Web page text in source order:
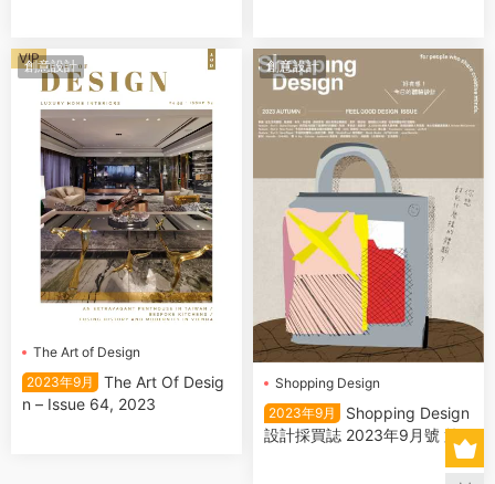
創意設計
The Art of Design
2023年9月
The Art Of Desig
n – Issue 64, 2023
VIP 創意設計
Shopping Design
設計採買誌
2023年9月
Shopping Design
設計採買誌 2023年9月號 第1